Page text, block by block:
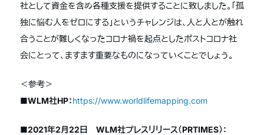
社として資金を含め各種支援を提供することに致しました。「孤
独に悩む人をゼロにする」というチャレンジは、人と人とが触れ
合うことが難しくなったコロナ禍を起点としたポストコロナ社
会にとって、ますます重要なものになっていくことでしょう。
＜参考＞
■WLM社HP：https://www.worldlifemapping.com
■2021年2月22日 WLM社プレスリリース（PRTIMES）：